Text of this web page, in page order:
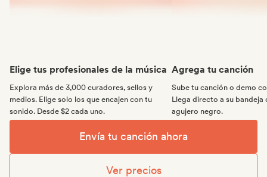
Elige tus profesionales de la música
Explora más de 3,000 curadores, sellos y
medios. Elige solo los que encajen con tu
sonido. Desde $2 cada uno.
Agrega tu canción
Sube tu canción o demo
Llega directo a su bandeja
agujero negro.
Envía tu canción ahora
Ver precios